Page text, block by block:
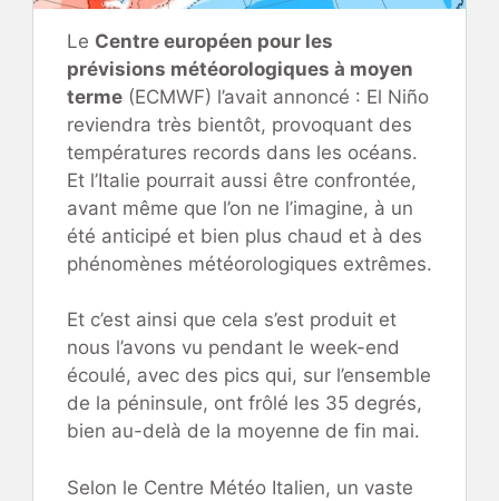
Le Centre européen pour les
prévisions météorologiques à moyen
terme (ECMWF) l’avait annoncé : El Niño
reviendra très bientôt, provoquant des
températures records dans les océans.
Et l’Italie pourrait aussi être confrontée,
avant même que l’on ne l’imagine, à un
été anticipé et bien plus chaud et à des
phénomènes météorologiques extrêmes.
Et c’est ainsi que cela s’est produit et
nous l’avons vu pendant le week-end
écoulé, avec des pics qui, sur l’ensemble
de la péninsule, ont frôlé les 35 degrés,
bien au-delà de la moyenne de fin mai.
Selon le Centre Météo Italien, un vaste